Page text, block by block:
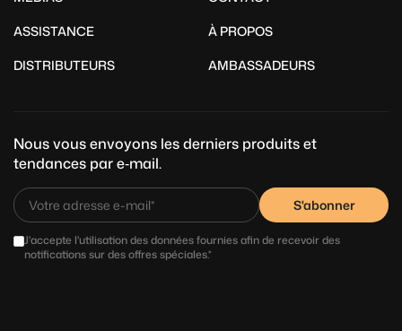
ASSISTANCE
À PROPOS
DISTRIBUTEURS
AMBASSADEURS
Nous vous envoyons les derniers produits et
tendances par e‑mail.
S'abonner
J'accepte l'utilisation des données fournies afin de recevoir des
notifications sur des offres spéciales.*